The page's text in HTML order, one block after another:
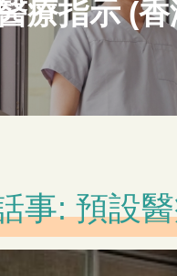
療指示 (
事: 預設